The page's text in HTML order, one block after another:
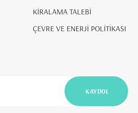
KİRALAMA TALEBİ
ÇEVRE VE ENERJİ POLİTİKASI